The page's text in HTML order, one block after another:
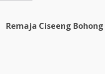
Remaja Ciseeng